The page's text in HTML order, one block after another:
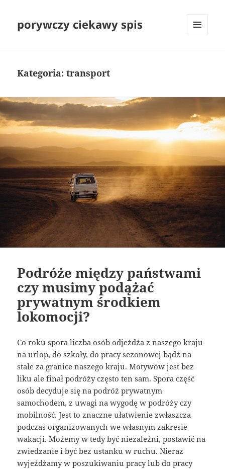
porywczy ciekawy spis
Kategoria:transport
Podróże między państwami
czy musimy podążać
prywatnym środkiem
lokomocji?
Co roku spora liczba osób odjeżdża z naszego kraju
na urlop, do szkoły, do pracy sezonowej bądź na
stałe za granice naszego kraju. Motywów jest bez
liku ale finał podróży często ten sam. Spora część
osób decyduje się na podróż prywatnym
samochodem, z uwagi na wygodę w podróży czy
mobilność. Jest to znaczne ułatwienie zwłaszcza
podczas organizowanych we własnym zakresie
wakacji. Możemy w tedy być niezależni, postawić na
zwiedzanie i być bez ustanku w ruchu. Nieraz
wyjeżdżamy w poszukiwaniu pracy lub do pracy